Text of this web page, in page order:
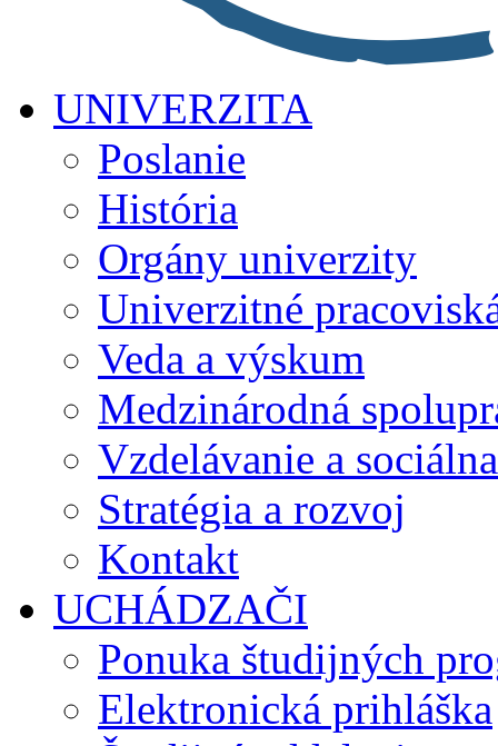
UNIVERZITA
Poslanie
História
Orgány univerzity
Univerzitné
Veda a výskum
Medzinárodná
Vzdelávanie a
Stratégia a rozvoj
Kontakt
UCHÁDZAČI
Ponuka študijných
Elektronická prihláška